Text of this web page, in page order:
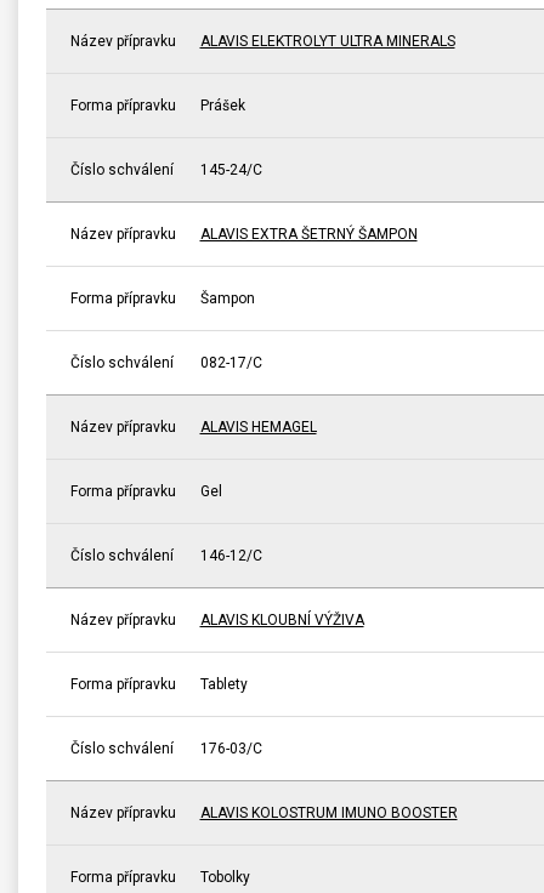
Název přípravku ALAVIS ELEKTROLYT ULTRA MINERALS
Forma přípravku Prášek
Číslo schválení 145-24/C
Název přípravku ALAVIS EXTRA ŠETRNÝ ŠAMPON
Forma přípravku Šampon
Číslo schválení 082-17/C
Název přípravku ALAVIS HEMAGEL
Forma přípravku Gel
Číslo schválení 146-12/C
Název přípravku ALAVIS KLOUBNÍ VÝŽIVA
Forma přípravku Tablety
Číslo schválení 176-03/C
Název přípravku ALAVIS KOLOSTRUM IMUNO BOOSTER
Forma přípravku Tobolky